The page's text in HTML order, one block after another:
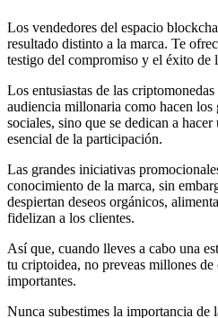
Los vendedores del espacio
resultado distinto a la marca. Te
testigo del compromiso y el éxito de
Los entusiastas de las
audiencia millonaria como hacen los
sociales, sino que se dedican a
esencial de la participación.
Las grandes iniciativas
conocimiento de la marca, sin
despiertan deseos orgánicos,
fidelizan a los clientes.
Así que, cuando lleves a cabo una
tu criptoidea, no preveas millones
importantes.
Nunca subestimes la importancia de